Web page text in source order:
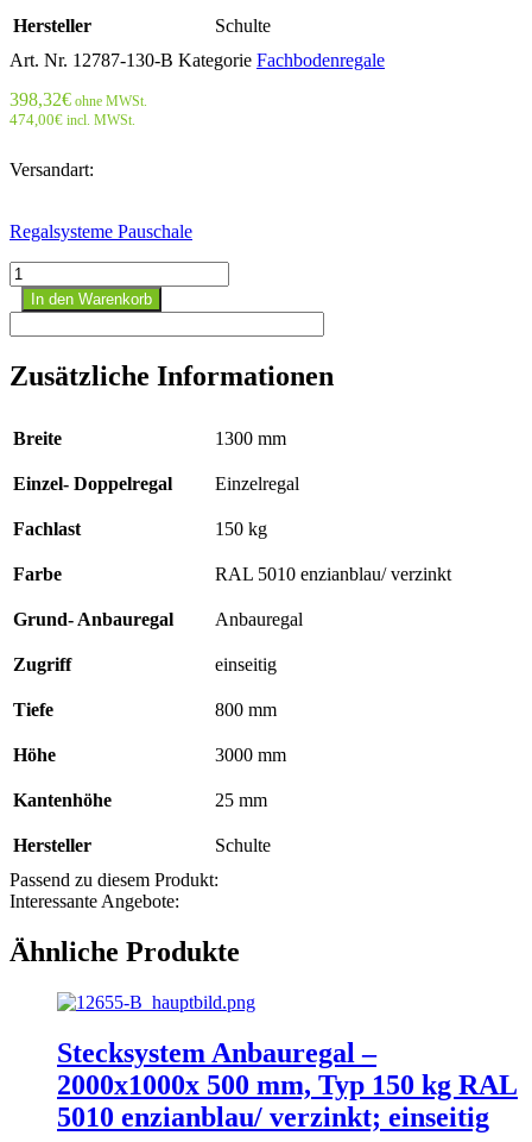
Hersteller
Schulte
Art. Nr. 12787-130-B Kategorie Fachbodenregale
398,32€ ohne MWSt.
474,00€ incl. MWSt.
Versandart:
Regalsysteme Pauschale
Stecksystem
Anbauregal
-
3000x1300x
mm,
kg
5010
verzinkt;
Menge
In den Warenkorb
Zusätzliche Informationen
Breite 1300 mm
Einzel- Doppelregal Einzelregal
Fachlast 150 kg
Farbe RAL 5010 enzianblau/ verzinkt
Grund- Anbauregal Anbauregal
Zugriff einseitig
Tiefe 800 mm
Höhe 3000 mm
Kantenhöhe 25 mm
Hersteller
Schulte
Passend zu diesem Produkt:
Interessante Angebote:
Ähnliche Produkte
Stecksystem Anbauregal –
2000x1000x 500 mm, Typ 150 kg RAL
5010 enzianblau/ verzinkt; einseitig